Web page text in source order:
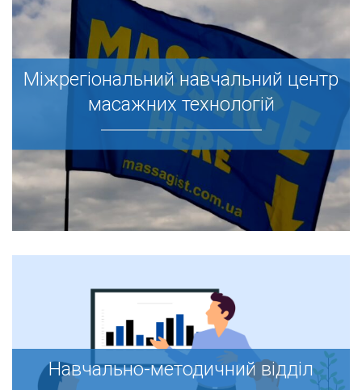
Міжрегіональний навчальний центр
масажних технологій
Міжрегіональний навчальний центр
масажних технологій
Навчально-методичний відділ
Навчально-методичний відділ